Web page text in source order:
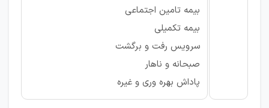
بیمه تامین اجتماعی
بیمه تکمیلی
سرویس رفت و برگشت
صبحانه و ناهار
پاداش بهره وری و غیره